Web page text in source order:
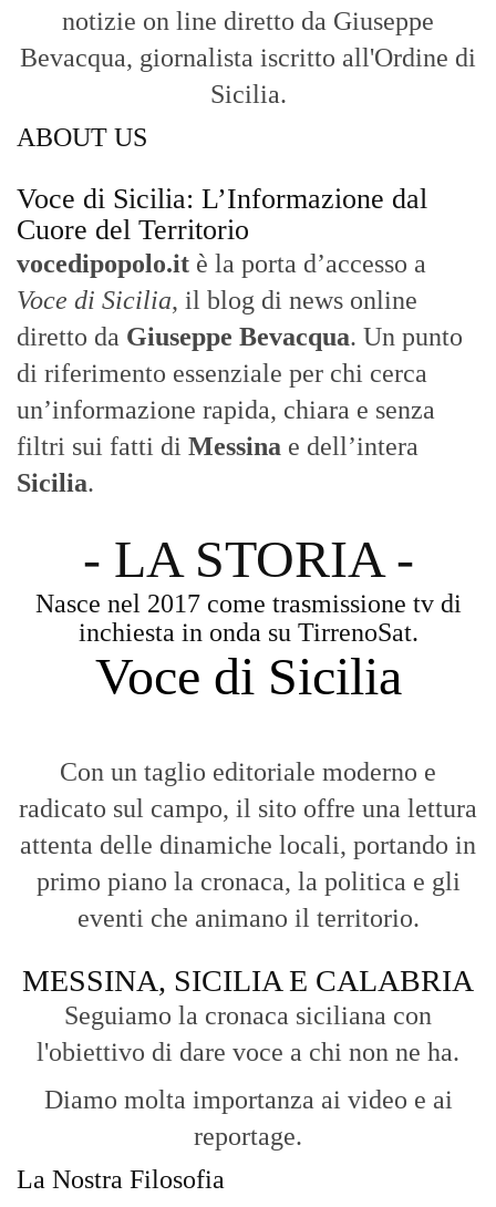
notizie on line diretto da Giuseppe
Bevacqua, giornalista iscritto all'Ordine di
Sicilia.
ABOUT US
Voce di Sicilia: L’Informazione dal
Cuore del Territorio
vocedipopolo.it è la porta d’accesso a
Voce di Sicilia, il blog di news online
diretto da Giuseppe Bevacqua. Un punto
di riferimento essenziale per chi cerca
un’informazione rapida, chiara e senza
filtri sui fatti di Messina e dell’intera
Sicilia.
- LA STORIA -
Nasce nel 2017 come trasmissione tv di
inchiesta in onda su TirrenoSat.
Voce di Sicilia
Con un taglio editoriale moderno e
radicato sul campo, il sito offre una lettura
attenta delle dinamiche locali, portando in
primo piano la cronaca, la politica e gli
eventi che animano il territorio.
MESSINA, SICILIA E CALABRIA
Seguiamo la cronaca siciliana con
l'obiettivo di dare voce a chi non ne ha.
Diamo molta importanza ai video e ai
reportage.
La Nostra Filosofia